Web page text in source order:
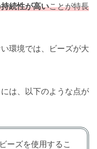
持続性が高いことが特長
環境では、ビーズが大
は、以下のような点が
ビーズを使用するこ